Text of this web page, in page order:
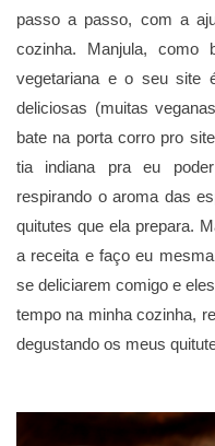
passo a passo, com a
cozinha. Manjula, como
vegetariana e o seu site
deliciosas (muitas
bate na porta corro pro
tia indiana pra eu
respirando o aroma das
quitutes que ela prepara.
a receita e faço eu
se deliciarem comigo e
tempo na minha cozinha,
degustando os meus